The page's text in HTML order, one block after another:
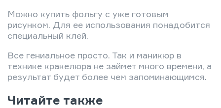
Можно купить фольгу с уже готовым
рисунком. Для ее использования понадобится
специальный клей.
Все гениальное просто. Так и маникюр в
технике кракелюра не займет много времени, а
результат будет более чем запоминающимся.
Читайте также